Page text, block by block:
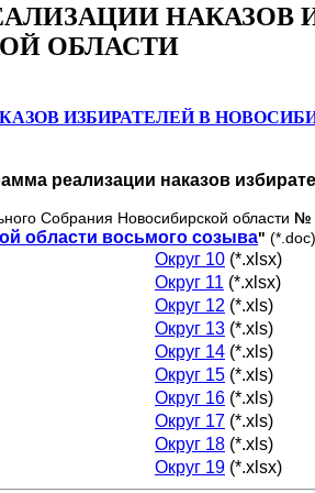
НАКАЗОВ
ОБЛАСТИ
ИЗБИРАТЕЛЕЙ В
реализации наказов
Собрания Новосибирской области №
области восьмого созыва" (*.doc)
Округ 10 (*.xlsx)
Округ 11 (*.xlsx)
Округ 12 (*.xls)
Округ 13 (*.xls)
Округ 14 (*.xls)
Округ 15 (*.xls)
Округ 16 (*.xls)
Округ 17 (*.xls)
Округ 18 (*.xls)
Округ 19 (*.xlsx)